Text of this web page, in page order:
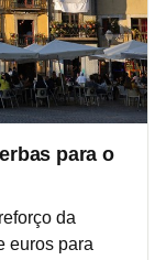
para o
da
euros para